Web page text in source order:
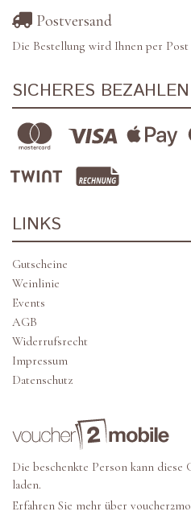
Postversand
Die Bestellung wird Ihnen per Post
SICHERES BEZAHLEN
LINKS
Gutscheine
Weinlinie
Events
AGB
Widerrufsrecht
Impressum
Datenschutz
Die beschenkte Person kann diese
laden.
Erfahren Sie mehr über